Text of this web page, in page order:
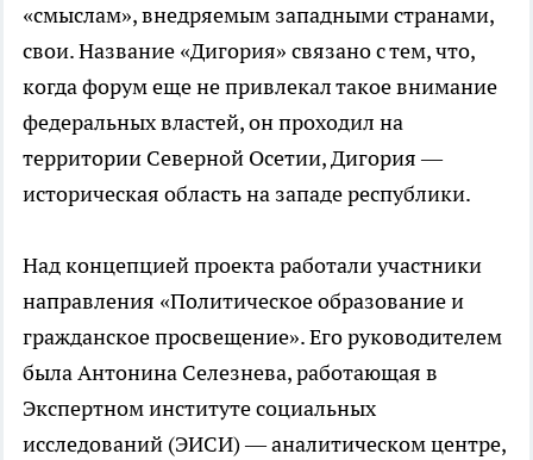
«смыслам», внедряемым западными странами,
свои. Название «Дигория» связано с тем, что,
когда форум еще не привлекал такое внимание
федеральных властей, он проходил на
территории Северной Осетии, Дигория —
историческая область на западе республики.
Над концепцией проекта работали участники
направления «Политическое образование и
гражданское просвещение». Его руководителем
была Антонина Селезнева, работающая в
Экспертном институте социальных
исследований (ЭИСИ) — аналитическом центре,